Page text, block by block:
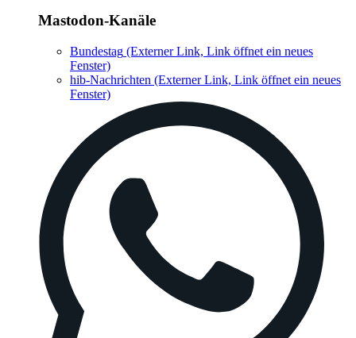
Mastodon-Kanäle
Bundestag (Externer Link, Link öffnet ein neues
Fenster)
hib-Nachrichten (Externer Link, Link öffnet ein neues
Fenster)